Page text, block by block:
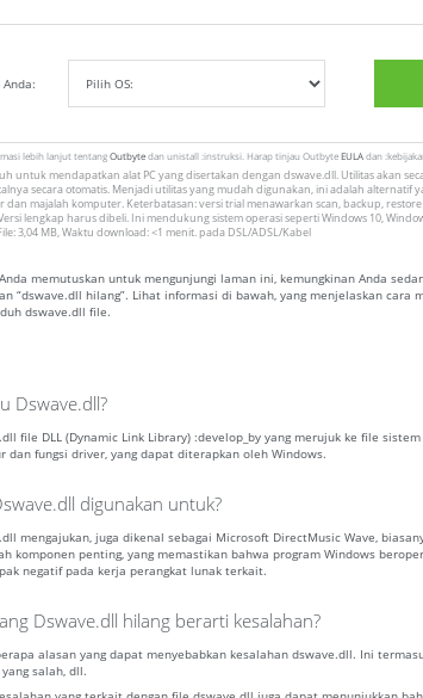
Anda:
lebih lanjut tentangOutbytedan unistall :instruksi. Harap tinjau OutbyteEULAdan
untuk mendapatkan alat PC yang disertakan dengan dswave.dll. Utilitas akan
secara otomatis. Menjadi utilitas yang mudah digunakan, ini adalah alternatif
dan majalah komputer. Keterbatasan: versi trial menawarkan scan, backup,
lengkap harus dibeli. Ini mendukung sistem operasi seperti Windows 10,
3,04 MB, Waktu download: <1 menit. pada DSL/ADSL/Kabel
memutuskan untuk mengunjungi laman ini, kemungkinan Anda
“dswave.dll hilang”. Lihat informasi di bawah, yang menjelaskan
dswave.dll file.
Dswave.dll?
file DLL (Dynamic Link Library) :develop_by yang merujuk ke file
dan fungsi driver, yang dapat diterapkan oleh Windows.
digunakan untuk?
mengajukan, juga dikenal sebagai Microsoft DirectMusic Wave,
komponen penting, yang memastikan bahwa program Windows
negatif pada kerja perangkat lunak terkait.
Dswave.dll hilang berarti kesalahan?
alasan yang dapat menyebabkan kesalahan dswave.dll. Ini
salah, dll.